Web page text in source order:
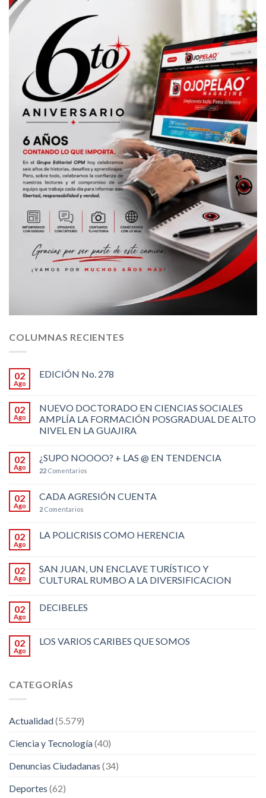
COLUMNAS RECIENTES
02
Ago
EDICIÓN No. 278
02
Ago
NUEVO DOCTORADO EN CIENCIAS SOCIALES
AMPLÍA LA FORMACIÓN POSGRADUAL DE ALTO
NIVEL EN LA GUAJIRA
02
Ago
¿SUPO NOOOO? + LAS @ EN TENDENCIA
22 Comentarios
02
Ago
CADA AGRESIÓN CUENTA
2 Comentarios
02
Ago
LA POLICRISIS COMO HERENCIA
02
Ago
SAN JUAN, UN ENCLAVE TURÍSTICO Y
CULTURAL RUMBO A LA DIVERSIFICACION
02
Ago
DECIBELES
02
Ago
LOS VARIOS CARIBES QUE SOMOS
CATEGORÍAS
Actualidad(5.579)
Ciencia y Tecnología(40)
Denuncias Ciudadanas (34)
Deportes (62)